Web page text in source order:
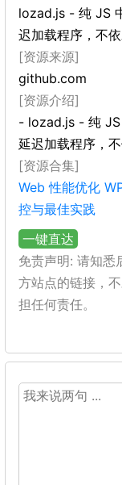
lozad.js - 纯 JS
迟加载程序，不
[资源来源]
github.com
[资源介绍]
- lozad.js - 纯
延迟加载程序，
[资源合集]
Web 性能优化
控与最佳实践
一键直达
免责声明: 请知悉
方站点的链接，
担任何责任。